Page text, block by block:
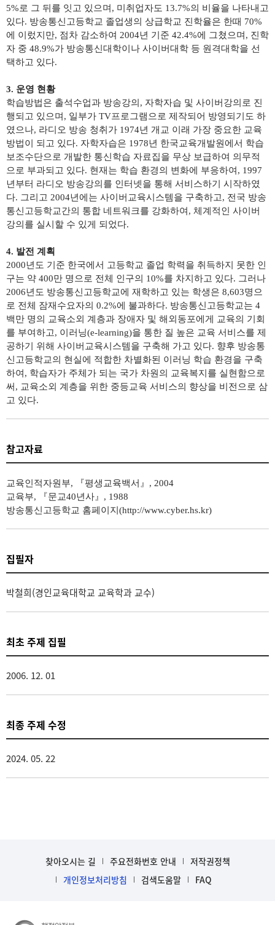
5%로 그 뒤를 잇고 있으며 , 미취업자도 13.7%의 비율을 나타내고
있다. 방송통신고등학교 졸업생의 상급학교 진학율은 한때 70%
에 이렀지만, 점차 감소하여 2004년 기준 42.4%에 그쳤으며 , 진학
자 중 48.9%가 방송통신대학이나 사이버대학 등 원격대학을 선
택하고 있다.
3. 운영 현황
학습방법은 출석수업과 방송강의 , 자학자습 및 사이버강의로 진
행되고 있으며 , 일부가 TV프로그램으로 제작되어 방영되기도 하
였으나, 라디오 방송 청취가 1974년 개교 이래 가장 중요한 교육
방법이 되고 있다. 자학자습은 1978년 한국교육개발원에서 학습
보조수단으로 개발한 통신학습 자료집을 무상 보급하여 의무적
으로 부과되고 있다. 현재는 학습 환경의 변화에 부응하여 , 1997
년부터 라디오 방송강의를 인터넷을 통해 서비스하기 시작하였
다. 그리고 2004년에는 사이버교육시스템을 구축하고, 전국 방송
통신고등학교간의 통합 네트워크를 강화하여 , 체계적인 사이버
강의를 실시할 수 있게 되었다.
4. 발전 계획
2000년도 기준 한국에서 고등학교 졸업 학력을 취득하지 못한 인
구는 약 400만 명으로 전체 인구의 10%를 차지하고 있다. 그러나
2006년도 방송통신고등학교에 재학하고 있는 학생은 8,603명으
로 전체 잠재수요자의 0.2%에 불과하다. 방송통신고등학교는 4
백만 명의 교육소외 계층과 장애자 및 해외동포에게 교육의 기회
를 부여하고, 이러닝(e-learning)을 통한 질 높은 교육 서비스를 제
공하기 위해 사이버교육시스템을 구축해 가고 있다. 향후 방송통
신고등학교의 현실에 적합한 차별화된 이러닝 학습 환경을 구축
하여 , 학습자가 주체가 되는 국가 차원의 교육복지를 실현함으로
써 , 교육소외 계층을 위한 중등교육 서비스의 향상을 비전으로 삼
고 있다.
참고자료
교육인적자원부, 『평생교육백서 』 , 2004
교육부, 『문교40년사 』 , 1988
방송통신고등학교 홈페이지 (http://www.cyber.hs.kr)
집필자
박철희(경인교육대학교 교육학과 교수)
최초 주제 집필
2006. 12. 01
최종 주제 수정
2024. 05. 22
찾아오시는 길 주요전화번호 안내
저작권정책
개인정보처리방침
검색도움말 FAQ